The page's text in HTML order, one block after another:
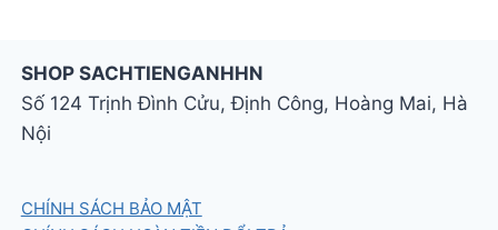
SHOP SACHTIENGANHHN
Số 124 Trịnh Đình Cửu, Định Công, Hoàng Mai, Hà
Nội
CHÍNH SÁCH BẢO MẬT